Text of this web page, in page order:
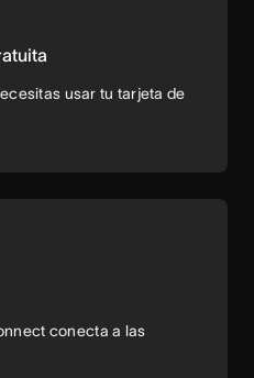
usar tu tarjeta de
conecta a las